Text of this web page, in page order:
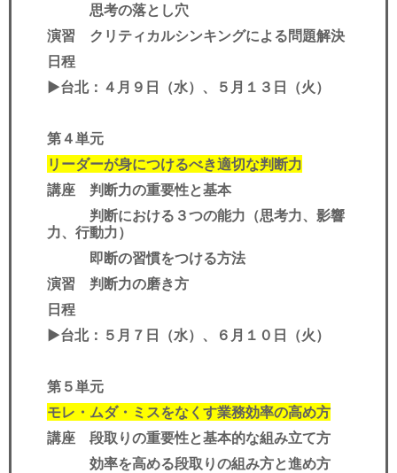
思考の落とし穴
演習 クリティカルシンキングによる問題解決
日程
▶︎台北：４月９日（水）、５月１３日（火）
第４単元
リーダーが身につけるべき適切な判断力
講座 判断力の重要性と基本
判断における３つの能力（思考力、影響
力、行動力）
即断の習慣をつける方法
演習 判断力の磨き方
日程
▶︎台北：５月７日（水）、６月１０日（火）
第５単元
モレ・ムダ・ミスをなくす業務効率の高め方
講座 段取りの重要性と基本的な組み立て方
効率を高める段取りの組み方と進め方